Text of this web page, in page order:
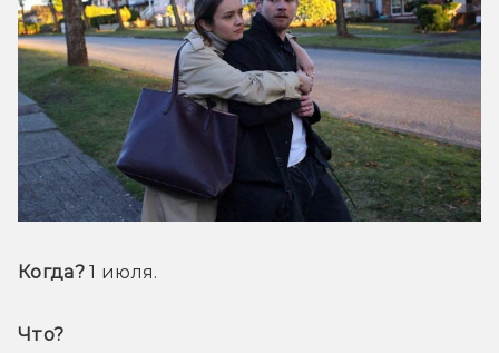
Когда? 1 июля.
Что?